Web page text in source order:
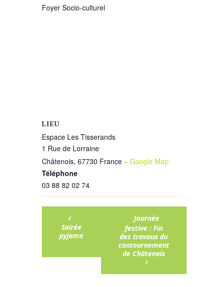
Foyer Socio-culturel
LIEU
Espace Les Tisserands
1 Rue de Lorraine
Châtenois, 67730 France + Google Map
Téléphone
03 88 82 02 74
Soirée
pyjama
Journée
festive : Fin
des travaux du
contournement
de Châtenois